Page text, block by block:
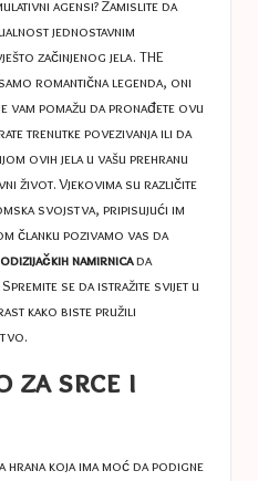
agensi? Zamislite da
jednostavnim
začinjenog jela. THE
romantična legenda, oni
pomažu da pronađete ovu
trenutke povezivanja ili da
ovih jela u vašu prehranu
život. Vjekovima su različite
svojstva, pripisujući im
članku pozivamo vas da
namirnicada
se da istražite svijet u
kako biste pružili
za srce i
hrana koja ima moć da podigne